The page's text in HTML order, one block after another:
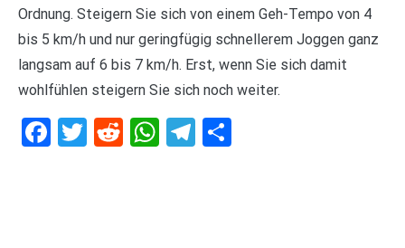
Ordnung. Steigern Sie sich von einem Geh-Tempo von 4
bis 5 km/h und nur geringfügig schnellerem Joggen ganz
langsam auf 6 bis 7 km/h. Erst, wenn Sie sich damit
wohlfühlen steigern Sie sich noch weiter.
Facebook
Twitter
RedditWhatsApp
Telegram